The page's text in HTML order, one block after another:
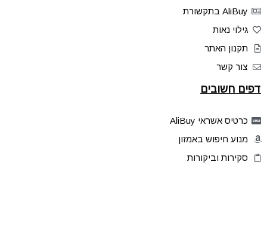
AliBuy בתקשורת
גילוי נאות
תקנון האתר
צור קשר
דפים חשובים
כרטיס אשראי AliBuy
מנוע חיפוש באמזון
סקירות וביקורות